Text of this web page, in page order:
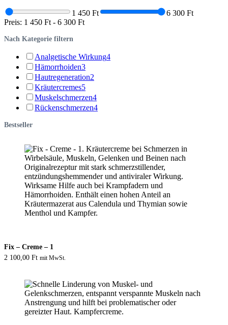
1 450 Ft
6 300 Ft
Preis: 1 450 Ft - 6 300 Ft
Nach Kategorie filtern
Analgetische Wirkung4
Hämorrhoiden3
Hautregeneration2
Kräutercremes5
Muskelschmerzen4
Rückenschmerzen4
Bestseller
Fix – Creme – 1
2 100,00 Ft mit MwSt.